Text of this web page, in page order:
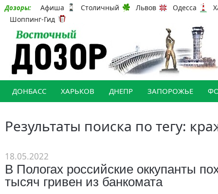
Дозоры: Афиша Столичный Львов Одесса
Шоппинг-Гид
ДОНБАСС ХАРЬКОВ ДНЕПР ЗАПОРОЖЬЕ
Результаты поиска по тегу:
18.05.2022
В Пологах российские оккупанты
тысяч гривен из банкомата